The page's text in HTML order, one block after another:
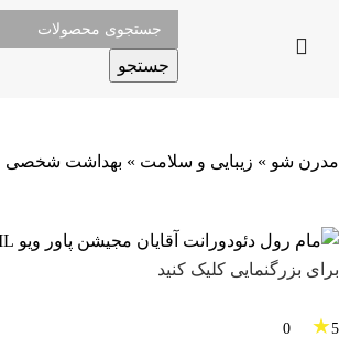
جستجو
مدرن شو » زیبایی و سلامت » بهداشت شخصی
برای بزرگنمایی کلیک کنید
5
★